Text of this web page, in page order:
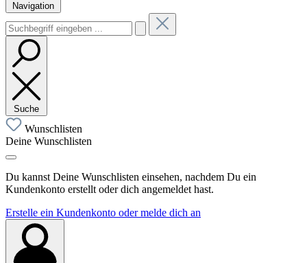
Navigation
Suche
Wunschlisten
Deine Wunschlisten
Du kannst Deine Wunschlisten einsehen, nachdem Du ein
Kundenkonto erstellt oder dich angemeldet hast.
Erstelle ein Kundenkonto oder melde dich an